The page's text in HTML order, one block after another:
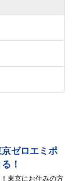
ゼロエミポ
！
東京にお住みの方